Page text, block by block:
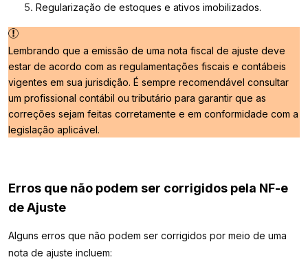
Regularização de estoques e ativos imobilizados.
Lembrando que a emissão de uma nota fiscal de ajuste deve
estar de acordo com as regulamentações fiscais e contábeis
vigentes em sua jurisdição. É sempre recomendável consultar
um profissional contábil ou tributário para garantir que as
correções sejam feitas corretamente e em conformidade com a
legislação aplicável.
Erros que não podem ser corrigidos pela NF-e
de Ajuste
Alguns erros que não podem ser corrigidos por meio de uma
nota de ajuste incluem: